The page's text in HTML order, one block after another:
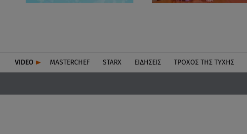
VIDEO MASTERCHEF STARX ΕΙΔΉΣΕΙΣ ΤΡΟΧΌΣ ΤΗΣ ΤΎΧΗΣ